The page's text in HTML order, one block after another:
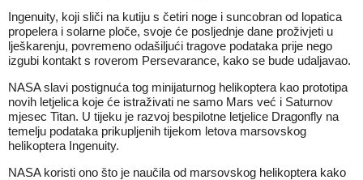
Ingenuity, koji sliči na kutiju s četiri noge i suncobran od lopatica
propelera i solarne ploče, svoje će posljednje dane proživjeti u
lješkarenju, povremeno odašiljući tragove podataka prije nego
izgubi kontakt s roverom Persevarance, kako se bude udaljavao.
NASA slavi postignuća tog minijaturnog helikoptera kao prototipa
novih letjelica koje će istraživati ne samo Mars već i Saturnov
mjesec Titan. U tijeku je razvoj bespilotne letjelice Dragonfly na
temelju podataka prikupljenih tijekom letova marsovskog
helikoptera Ingenuity.
NASA koristi ono što je naučila od marsovskog helikoptera kako